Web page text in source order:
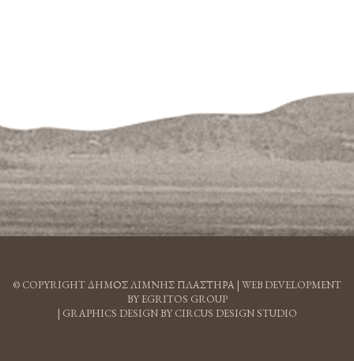
© COPYRIGHT ΔΗΜΟΣ ΛΙΜΝΗΣ ΠΛΑΣΤΗΡΑ | WEB DEVELOPMENT
BY EGRITOS GROUP
| GRAPHICS DESIGN BY CIRCUS DESIGN STUDIO